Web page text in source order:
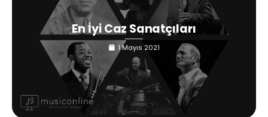
En İyi Caz Sanatçıları
1 Mayıs 2021